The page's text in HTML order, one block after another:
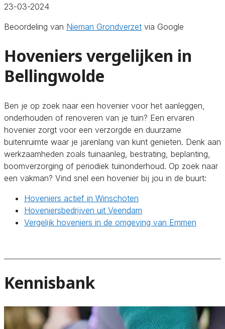
23-03-2024
Beoordeling van Nieman Grondverzet via Google
Hoveniers vergelijken in
Bellingwolde
Ben je op zoek naar een hovenier voor het aanleggen,
onderhouden of renoveren van je tuin? Een ervaren
hovenier zorgt voor een verzorgde en duurzame
buitenruimte waar je jarenlang van kunt genieten. Denk aan
werkzaamheden zoals tuinaanleg, bestrating, beplanting,
boomverzorging of periodiek tuinonderhoud. Op zoek naar
een vakman? Vind snel een hovenier bij jou in de buurt:
Hoveniers actief in Winschoten
Hoveniersbedrijven uit Veendam
Vergelijk hoveniers in de omgeving van Emmen
Kennisbank